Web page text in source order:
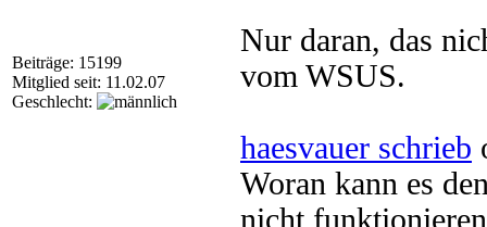
Beiträge: 15199
Mitglied seit: 11.02.07
Geschlecht:
Nur daran, das
vom WSUS.
haesvauer schrieb
Woran kann es
nicht